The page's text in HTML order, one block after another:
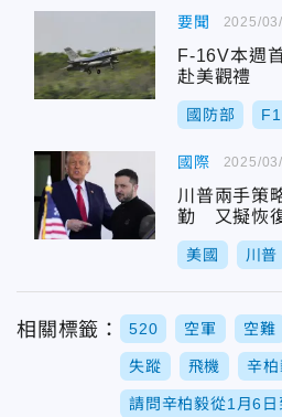
要聞
F-16V本週
赴美觀禮
國防部
2025/
國際
川普兩手策
勤 又擬恢
美國 川普
2025/
相關標籤： 520 空軍 空難
失蹤 飛機 辛柏
請問辛柏毅從1月6